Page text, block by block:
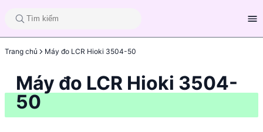
Trang chủ Máy đo LCR Hioki 3504-50
Máy đo LCR Hioki 3504-
50